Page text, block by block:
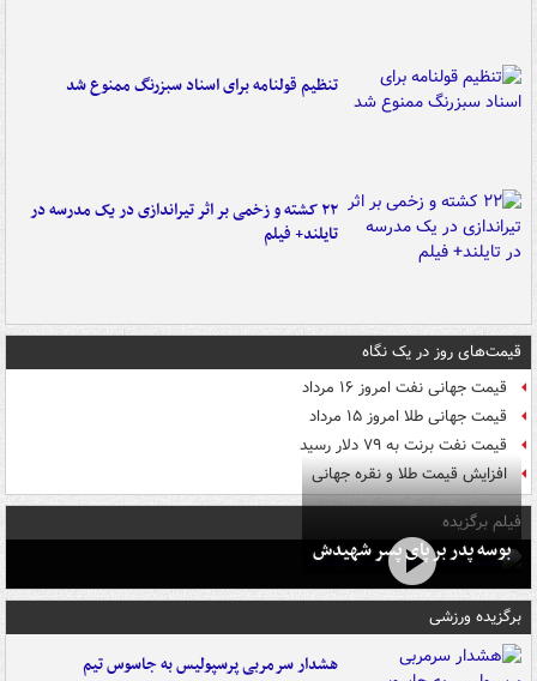
تنظیم قولنامه برای اسناد سبزرنگ ممنوع شد
۲۲ کشته و زخمی بر اثر تیراندازی در یک مدرسه در
تایلند+ فیلم
قیمت‌های روز در یک نگاه
قیمت جهانی نفت امروز ۱۶ مرداد
قیمت جهانی طلا امروز ۱۵ مرداد
قیمت نفت برنت به ۷۹ دلار رسید
افزایش قیمت طلا و نقره جهانی
فیلم برگزیده
بوسه‌ پدر بر پای پسر شهیدش
برگزیده ورزشی
هشدار سرمربی پرسپولیس به جاسوس تیم